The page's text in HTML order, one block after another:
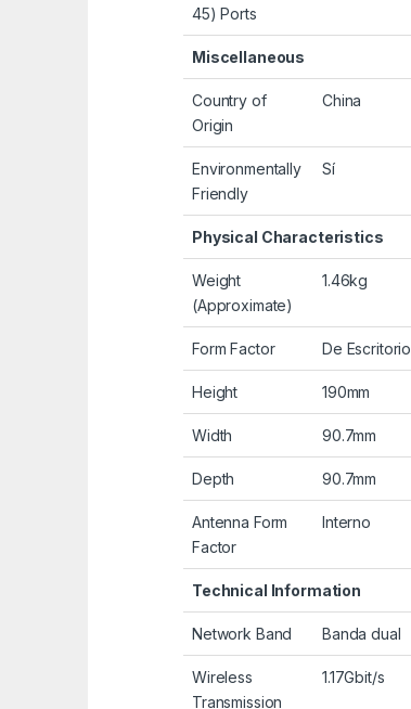
45) Ports
Miscellaneous
Country of
Origin
China
Environmentally
Friendly
Sí
Physical Characteristics
Weight
(Approximate)
1.46kg
Form Factor De Escritorio
Height 190mm
Width 90.7mm
Depth 90.7mm
Antenna Form
Factor
Interno
Technical Information
Network Band Banda dual
Wireless
Transmission
1.17Gbit/s